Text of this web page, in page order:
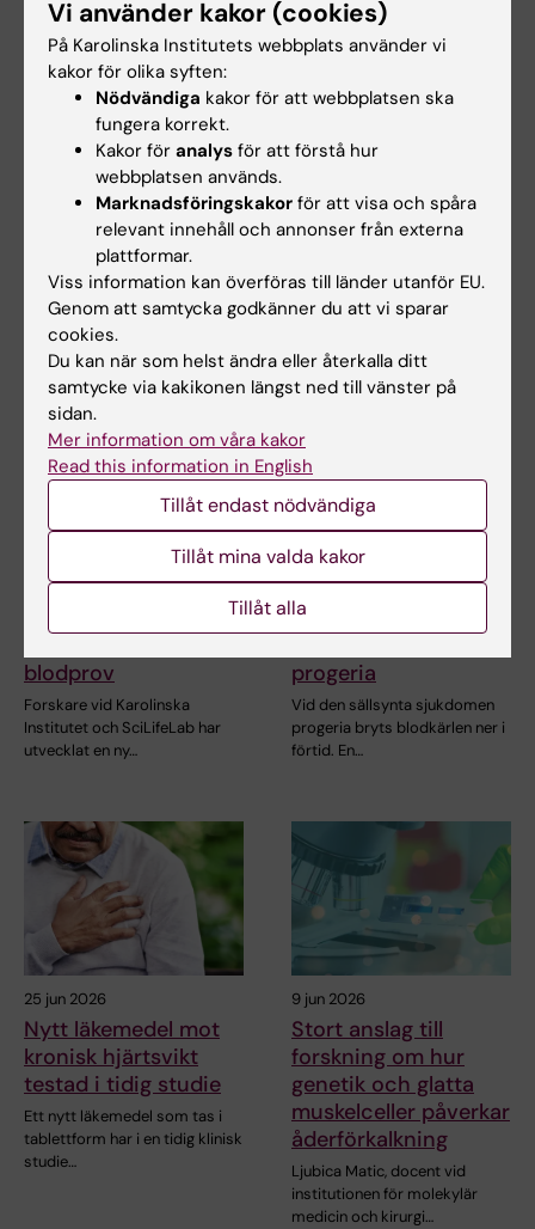
Tags
Fysiologi Hjärt-kärlsjukdomar
Uppdaterad av:
Lilian Pagrot
2020-06-25
Relaterade artiklar
Ny metod skiljer
blodprov
Forskare vid Karolinska
Institutet och SciLifeLab har
utvecklat en ny…
31 jul 2026
Somatiska
mutationer kopplas
progeria
Vid den sällsynta sjukdomen
progeria bryts blodkärlen ner i
förtid. En…
25 jun 2026
Nytt läkemedel mot
kronisk hjärtsvikt
testad i tidig studie
Ett nytt läkemedel som tas i
tablettform har i en tidig klinisk
studie…
9 jun 2026
Stort anslag till
forskning om hur
genetik och glatta
muskelceller påverkar
åderförkalkning
Ljubica Matic, docent vid
institutionen för molekylär
medicin och kirurgi…
Vi använder kakor (cookies)
På Karolinska Institutets webbplats använder vi
kakor för olika syften:
Nödvändiga kakor för att webbplatsen ska
fungera korrekt.
Kakor för analys för att förstå hur
webbplatsen används.
Marknadsföringskakor för att visa och spåra
relevant innehåll och annonser från externa
plattformar.
Viss information kan överföras till länder utanför EU.
Genom att samtycka godkänner du att vi sparar
cookies.
Du kan när som helst ändra eller återkalla ditt
samtycke via kakikonen längst ned till vänster på
sidan.
Mer information om våra kakor
Read this information in English
Tillåt endast nödvändiga
Tillåt mina valda kakor
Tillåt alla